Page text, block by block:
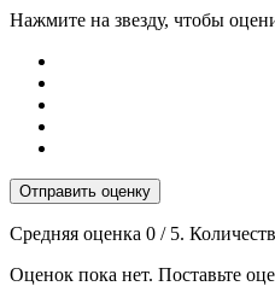
Нажмите на звезду, чтобы
Отправить оценку
Средняя оценка 0 / 5.
Оценок пока нет. Поставьте